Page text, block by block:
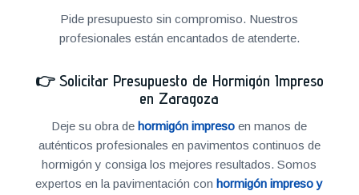
Pide presupuesto sin compromiso. Nuestros
profesionales están encantados de atenderte.
👉 Solicitar Presupuesto de Hormigón Impreso
en Zaragoza
Deje su obra dehormigón impreso en manos de
auténticos profesionales en pavimentos continuos de
hormigón y consiga los mejores resultados. Somos
expertos en la pavimentación conhormigón impreso y